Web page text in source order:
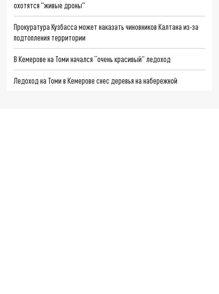
охотятся "живые дроны"
Прокуратура Кузбасса может наказать чиновников Калтана из-за
подтопления территории
В Кемерове на Томи начался “очень красивый” ледоход
Ледоход на Томи в Кемерове снес деревья на набережной